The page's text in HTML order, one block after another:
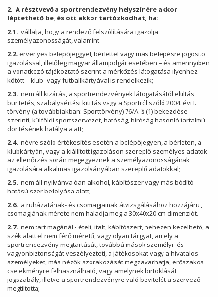
2. A résztvevő a sportrendezvény helyszínére akkor
léptethető be, és ott akkor tartózkodhat, ha:
2.1. vállalja, hogy a rendező felszólítására igazolja
személyazonosságát, valamint
2.2. érvényes belépőjeggyel, bérlettel vagy más belépésre jogosító
igazolással, illetőleg magyar állampolgár esetében – és amennyiben
a vonatkozó tájékoztató szerint a mérkőzés látogatása ilyenhez
kötött – klub- vagy futballkártyával is rendelkezik;
2.3. nem áll kizárás, a sportrendezvények látogatásától eltiltás
büntetés, szabálysértési kitiltás vagy a Sportról szóló 2004. évi I.
törvény (a továbbiakban: Sporttörvény) 76/A. § (1) bekezdése
szerinti, külföldi sportszervezet, hatóság, bíróság hasonló tartalmú
döntésének hatálya alatt;
2.4. névre szóló értékesítés esetén a belépőjegyen, a bérleten, a
klubkártyán, vagy a kiállított igazoláson szereplő személyes adatok
az ellenőrzés során megegyeznek a személyazonosságának
igazolására alkalmas igazolványában szereplő adatokkal;
2.5. nem áll nyilvánvalóan alkohol, kábítószer vagy más bódító
hatású szer befolyása alatt;
2.6. a ruházatának- és csomagjainak átvizsgálásához hozzájárul,
csomagjának mérete nem haladja meg a 30x40x20 cm dimenziót.
2.7. nem tart magánál • ételt, italt, kábítószert, nehezen kezelhető, a
szék alatt el nem férő méretű, vagy olyan tárgyat, amely a
sportrendezvény megtartását, továbbá mások személyi- és
vagyonbiztonságát veszélyezteti, a játékosokat vagy a hivatalos
személyeket, más nézők szórakozását megzavarhatja, erőszakos
cselekményre felhasználható, vagy amelynek birtoklását
jogszabály, illetve a sportrendezvényre való bevitelét a szervező
megtiltotta;